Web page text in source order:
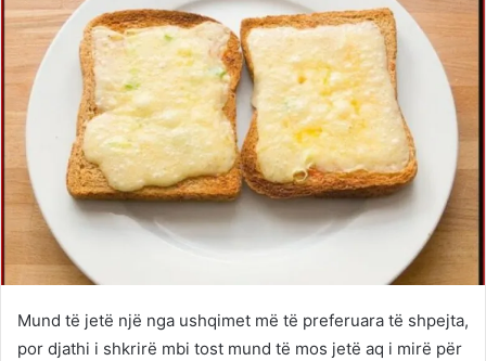
Twitter
email
Mund të jetë një nga ushqimet më të preferuara të shpejta,
por djathi i shkrirë mbi tost mund të mos jetë aq i mirë për